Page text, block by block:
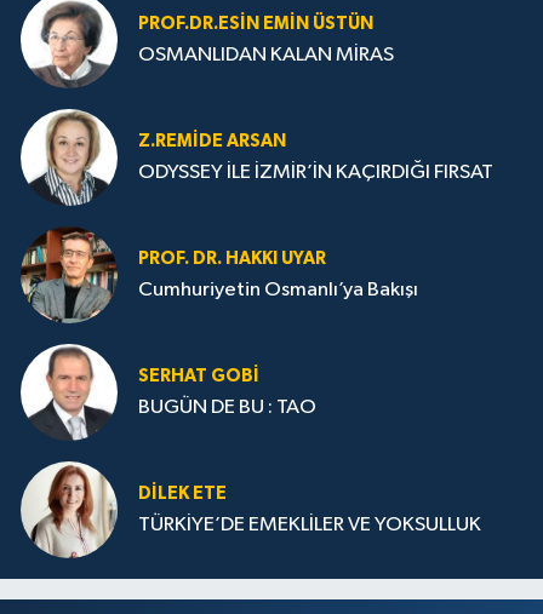
PROF.DR.ESIN EMIN ÜSTÜN
OSMANLIDAN KALAN MİRAS
Z.REMIDE ARSAN
ODYSSEY İLE İZMİR’İN KAÇIRDIĞI FIRSAT
PROF. DR. HAKKI UYAR
Cumhuriyetin Osmanlı’ya Bakışı
SERHAT GOBİ
BUGÜN DE BU : TAO
DILEK ETE
TÜRKİYE’DE EMEKLİLER VE YOKSULLUK